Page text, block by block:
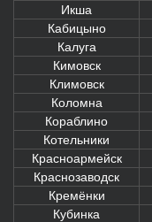
Икша
Кабицыно
Калуга
Кимовск
Климовск
Коломна
Кораблино
Котельники
Красноармейск
Краснозаводск
Кремёнки
Кубинка